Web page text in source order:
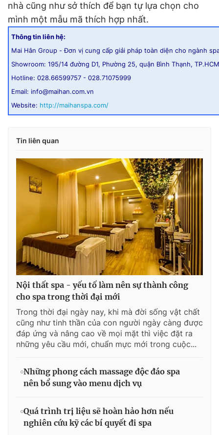
nhà cũng như sở thích để bạn tự lựa chọn cho
mình một mẫu mã thích hợp nhất.
Thông tin liên hệ:
Mai Hân Group - Đơn vị cung cấp giải pháp toàn diện cho ngành
Showroom: 195/14 đường D1, Phường 25, quận Bình Thạnh, TP.HCM
Hotline: 028.66599757 - 028.71075999
Email: info@maihan.com.vn
Website: http://maihanspa.com/
Tin liên quan
Nội thất spa - yếu tố làm nên sự thành công
cho spa trong thời đại mới
Trong thời đại ngày nay, khi mà đời sống vật chất
cũng như tinh thần của con người ngày càng được
đáp ứng và nâng cao về mọi mặt thì việc đặt ra
những yêu cầu mới, chuẩn mực mới trong cuộc...
Những phong cách massage độc đáo spa
nên bổ sung vào menu dịch vụ
Quá trình trị liệu sẽ hoàn hảo hơn nếu
nghiên cứu kỹ các bí quyết đi spa